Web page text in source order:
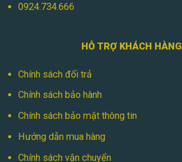
0924.734.666
HỖ TRỢ KHÁCH HÀNG
Chính sách đổi trả
Chính sách bảo hành
Chính sách bảo mật thông tin
Hướng dẫn mua hàng
Chính sách vận chuyển